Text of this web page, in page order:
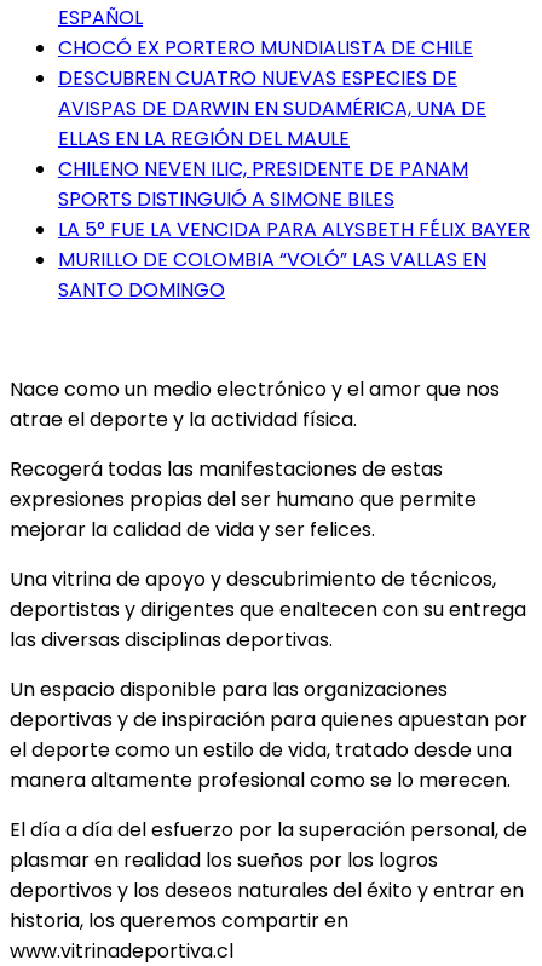
ESPAÑOL
CHOCÓ EX PORTERO MUNDIALISTA DE CHILE
DESCUBREN CUATRO NUEVAS ESPECIES DE
AVISPAS DE DARWIN EN SUDAMÉRICA, UNA DE
ELLAS EN LA REGIÓN DEL MAULE
CHILENO NEVEN ILIC, PRESIDENTE DE PANAM
SPORTS DISTINGUIÓ A SIMONE BILES
LA 5° FUE LA VENCIDA PARA ALYSBETH FÉLIX BAYER
MURILLO DE COLOMBIA “VOLÓ” LAS VALLAS EN
SANTO DOMINGO
Nace como un medio electrónico y el amor que nos
atrae el deporte y la actividad física.
Recogerá todas las manifestaciones de estas
expresiones propias del ser humano que permite
mejorar la calidad de vida y ser felices.
Una vitrina de apoyo y descubrimiento de técnicos,
deportistas y dirigentes que enaltecen con su entrega
las diversas disciplinas deportivas.
Un espacio disponible para las organizaciones
deportivas y de inspiración para quienes apuestan por
el deporte como un estilo de vida, tratado desde una
manera altamente profesional como se lo merecen.
El día a día del esfuerzo por la superación personal, de
plasmar en realidad los sueños por los logros
deportivos y los deseos naturales del éxito y entrar en
historia, los queremos compartir en
www.vitrinadeportiva.cl